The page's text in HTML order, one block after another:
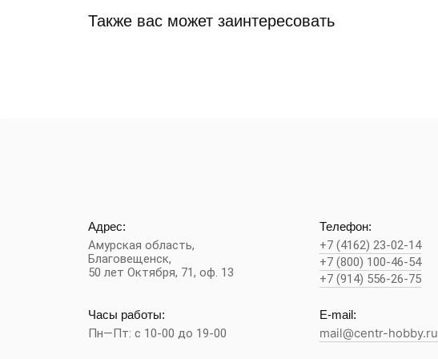
Также вас может заинтересовать
Адрес:
Амурская область,
Благовещенск,
50 лет Октября, 71, оф. 13
Телефон:
+7 (4162) 23-02-14
+7 (800) 100-46-54
+7 (914) 556-26-75
Часы работы:
Пн—Пт: с 10-00 до 19-00
E-mail:
mail@centr-hobby.ru